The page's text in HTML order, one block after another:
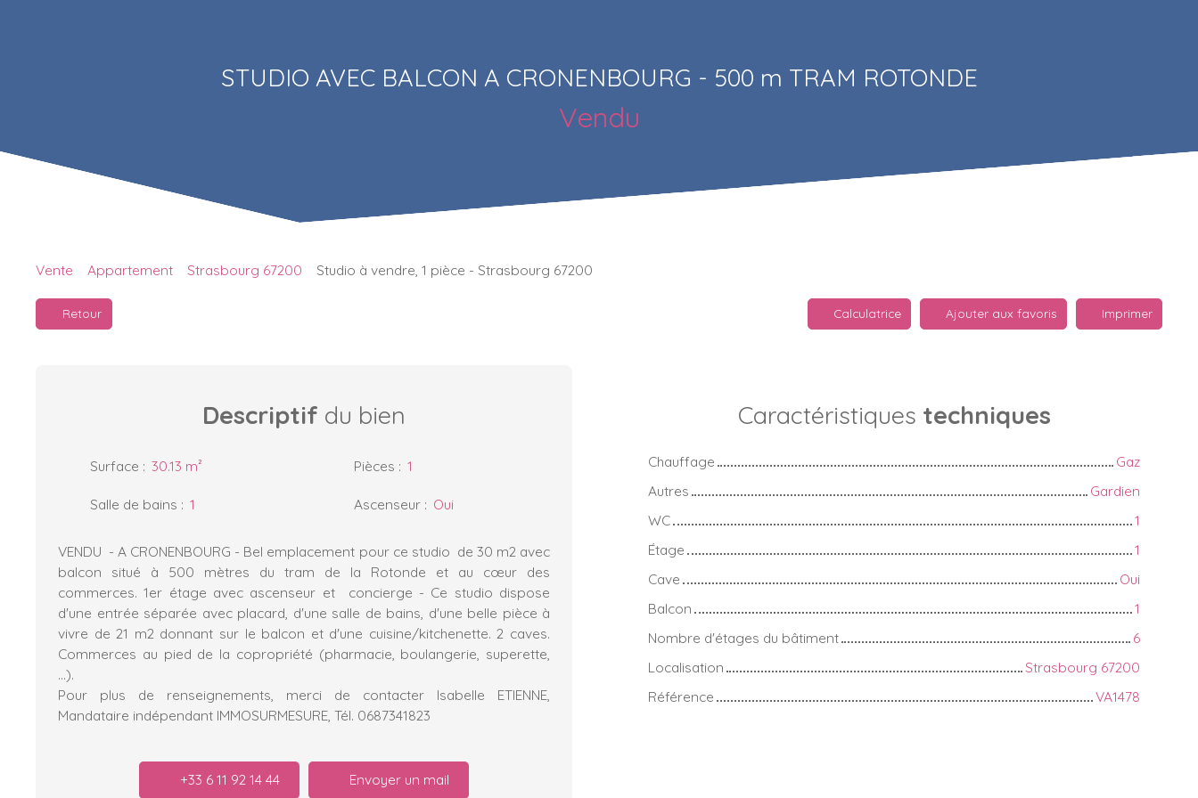
STUDIO AVEC BALCON A CRONENBOURG - 500 m TRAM ROTONDE
Vendu
Vente Appartement Strasbourg 67200 Studio à vendre, 1 pièce - Strasbourg 67200
Retour Calculatrice Ajouter aux favoris Imprimer
Descriptif du bien
Surface : 30.13 m² Pièces : 1
Salle de bains : 1 Ascenseur : Oui
VENDU - A CRONENBOURG - Bel emplacement pour ce studio de 30 m2 avec
balcon situé à 500 mètres du tram de la Rotonde et au cœur des
commerces. 1er étage avec ascenseur et concierge - Ce studio dispose
d'une entrée séparée avec placard, d'une salle de bains, d'une belle pièce à
vivre de 21 m2 donnant sur le balcon et d'une cuisine/kitchenette. 2 caves.
Commerces au pied de la copropriété (pharmacie, boulangerie, superette,
...).
Pour plus de renseignements, merci de contacter Isabelle ETIENNE,
Mandataire indépendant IMMOSURMESURE, Tél. 0687341823
+33 6 11 92 14 44 Envoyer un mail
Caractéristiques techniques
Chauffage
Gaz
Autres
Gardien
WC
1
Étage
1
Cave
Oui
Balcon
1
Nombre d'étages du bâtiment
6
Localisation
Strasbourg 67200
Référence
VA1478